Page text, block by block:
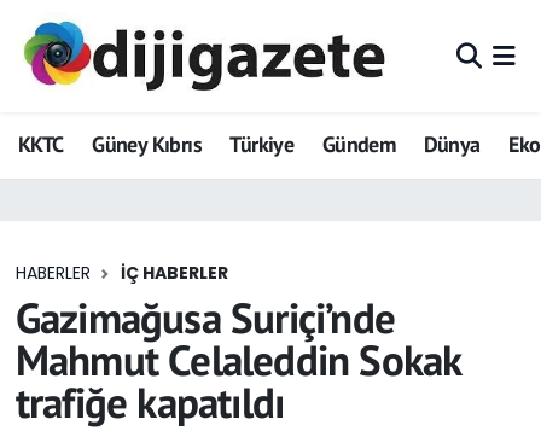
KKTC Güney Kıbrıs Türkiye Gündem Dünya
HABERLER İÇ HABERLER
Gazimağusa Suriçi’nde
Mahmut Celaleddin Sokak
trafiğe kapatıldı
ADVERTORIAL
Dijigazete
Eğitim
Ekonomi
Foto Galeri
Hava Durumu
Trafik Durumu
Tüm Manşetler
Son Dakika Haberleri
Haber Arşivi